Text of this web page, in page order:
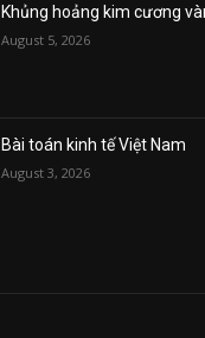
Khủng hoảng kim cương
August 5, 2026
Bài toán kinh tế Việt Nam
August 3, 2026